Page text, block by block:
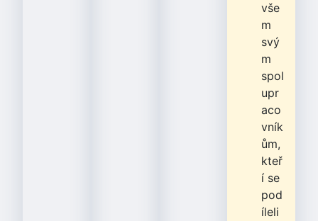
vše
m
svý
m
spol
upr
aco
vník
ům,
kteř
í se
pod
íleli